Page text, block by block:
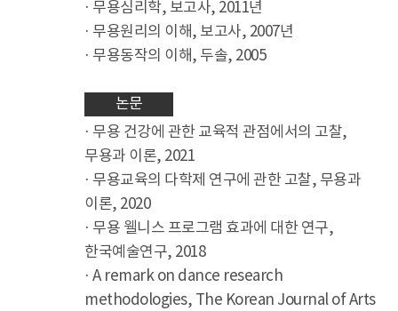
· 무용심리학, 보고사, 2011년
· 무용원리의 이해, 보고사, 2007년
· 무용동작의 이해, 두솔, 2005
논문
· 무용 건강에 관한 교육적 관점에서의 고찰,
무용과 이론, 2021
· 무용교육의 다학제 연구에 관한 고찰, 무용과
이론, 2020
· 무용 웰니스 프로그램 효과에 대한 연구,
한국예술연구, 2018
· A remark on dance research
methodologies, The Korean Journal of Arts